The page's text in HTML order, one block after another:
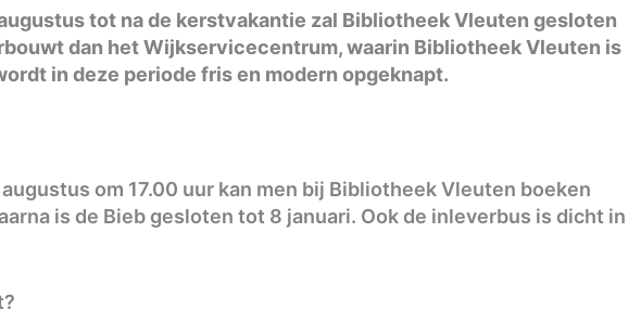
tot na de kerstvakantie zal Bibliotheek Vleuten gesloten
dan het Wijkservicecentrum, waarin Bibliotheek Vleuten is
in deze periode fris en modern opgeknapt.
om 17.00 uur kan men bij Bibliotheek Vleuten boeken
is de Bieb gesloten tot 8 januari. Ook de inleverbus is dicht in